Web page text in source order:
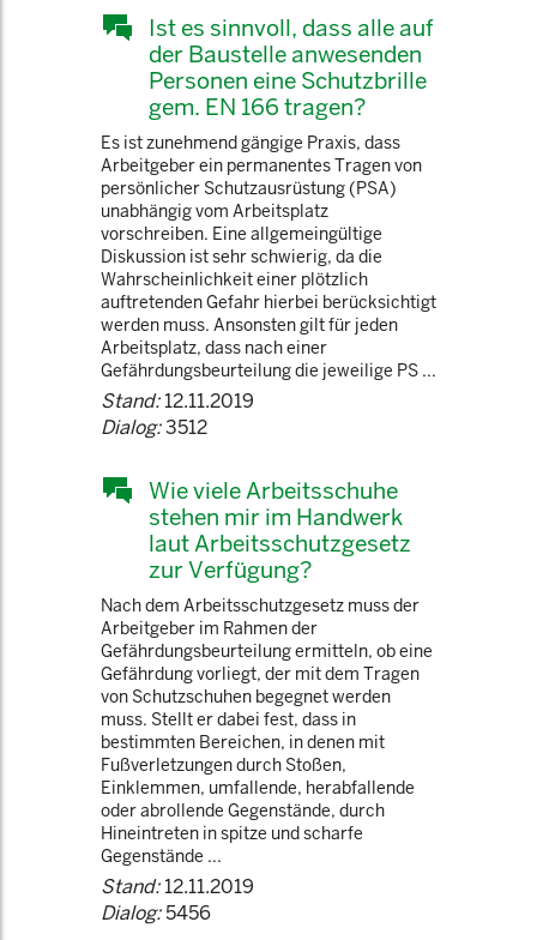
Ist es sinnvoll, dass alle auf
der Baustelle anwesenden
Personen eine Schutzbrille
gem. EN 166 tragen?
Es ist zunehmend gängige Praxis, dass
Arbeitgeber ein permanentes Tragen von
persönlicher Schutzausrüstung (PSA)
unabhängig vom Arbeitsplatz
vorschreiben. Eine allgemeingültige
Diskussion ist sehr schwierig, da die
Wahrscheinlichkeit einer plötzlich
auftretenden Gefahr hierbei berücksichtigt
werden muss. Ansonsten gilt für jeden
Arbeitsplatz, dass nach einer
Gefährdungsbeurteilung die jeweilige PS ...
Stand:12.11.2019
Dialog:3512
Wie viele Arbeitsschuhe
stehen mir im Handwerk
laut Arbeitsschutzgesetz
zur Verfügung?
Nach dem Arbeitsschutzgesetz muss der
Arbeitgeber im Rahmen der
Gefährdungsbeurteilung ermitteln, ob eine
Gefährdung vorliegt, der mit dem Tragen
von Schutzschuhen begegnet werden
muss. Stellt er dabei fest, dass in
bestimmten Bereichen, in denen mit
Fußverletzungen durch Stoßen,
Einklemmen, umfallende, herabfallende
oder abrollende Gegenstände, durch
Hineintreten in spitze und scharfe
Gegenstände ...
Stand:12.11.2019
Dialog:5456